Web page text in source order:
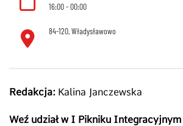
16:00 - 00:00
84-120, Władysławowo
Redakcja: Kalina Janczewska
Weź udział w I Pikniku